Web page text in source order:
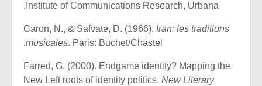
Institute of Communications Research, Urbana.
Caron, N., & Safvate, D. (1966). Iran: les traditions
musicales. Paris: Buchet/Chastel.
Farred, G. (2000). Endgame identity? Mapping the
New Left roots of identity politics. New Literary